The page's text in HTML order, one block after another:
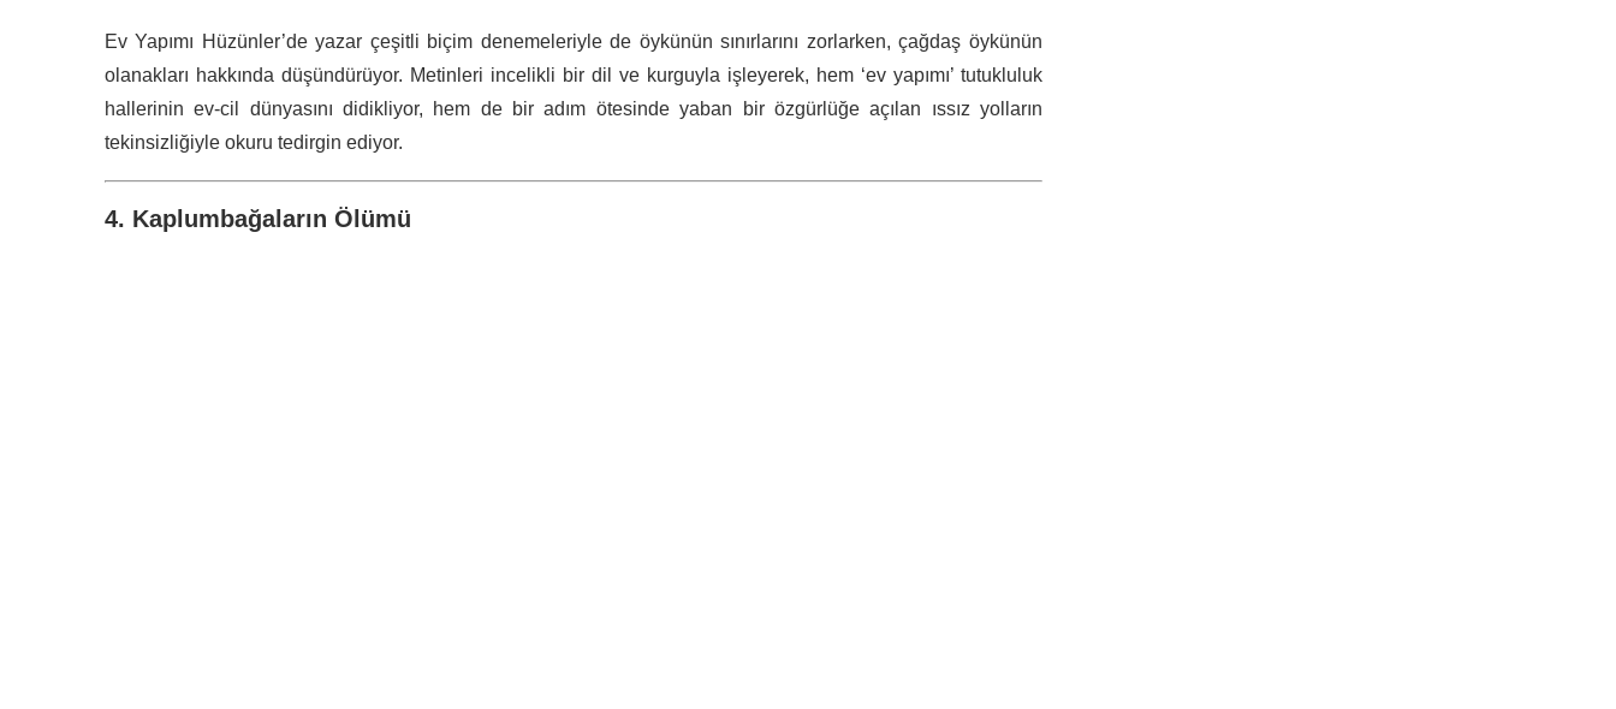
Ev Yapımı Hüzünler’de yazar çeşitli biçim denemeleriyle de öykünün sınırlarını zorlarken, çağdaş öykünün
olanakları hakkında düşündürüyor. Metinleri incelikli bir dil ve kurguyla işleyerek, hem ‘ev yapımı’ tutukluluk
hallerinin ev-cil dünyasını didikliyor, hem de bir adım ötesinde yaban bir özgürlüğe açılan ıssız yolların
tekinsizliğiyle okuru tedirgin ediyor.
4. Kaplumbağaların Ölümü